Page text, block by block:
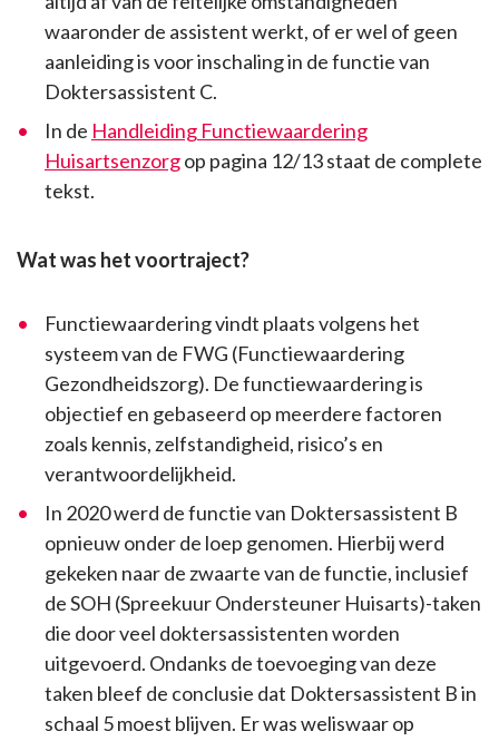
waaronder de assistent werkt, of er wel of geen
aanleiding is voor inschaling in de functie van
Doktersassistent C.
In de Handleiding Functiewaardering
Huisartsenzorgop pagina 12/13 staat de complete
tekst.
Wat was het voortraject?
Functiewaardering vindt plaats volgens het
systeem van de FWG (Functiewaardering
Gezondheidszorg). De functiewaardering is
objectief en gebaseerd op meerdere factoren
zoals kennis, zelfstandigheid, risico’s en
verantwoordelijkheid.
In 2020 werd de functie van Doktersassistent B
opnieuw onder de loep genomen. Hierbij werd
gekeken naar de zwaarte van de functie, inclusief
de SOH (Spreekuur Ondersteuner Huisarts)-taken
die door veel doktersassistenten worden
uitgevoerd. Ondanks de toevoeging van deze
taken bleef de conclusie dat Doktersassistent B in
schaal 5 moest blijven. Er was weliswaar op